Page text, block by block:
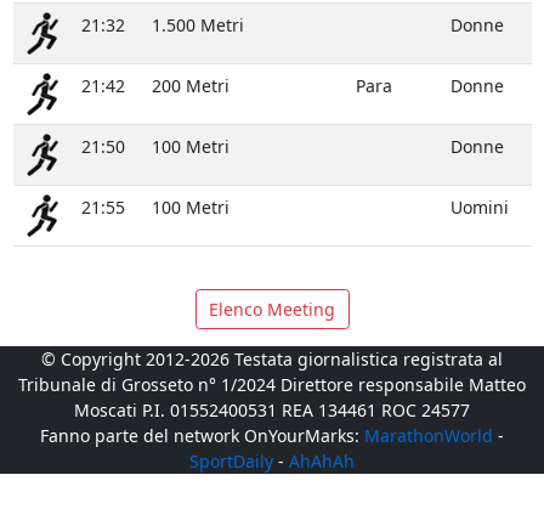
21:32 1.500 Metri Donne
21:42 200 Metri Para Donne
21:50 100 Metri Donne
21:55 100 Metri Uomini
Elenco Meeting
© Copyright 2012-2026 Testata giornalistica registrata al
Tribunale di Grosseto n° 1/2024 Direttore responsabile Matteo
Moscati P.I. 01552400531 REA 134461 ROC 24577
Fanno parte del network OnYourMarks: MarathonWorld -
SportDaily - AhAhAh